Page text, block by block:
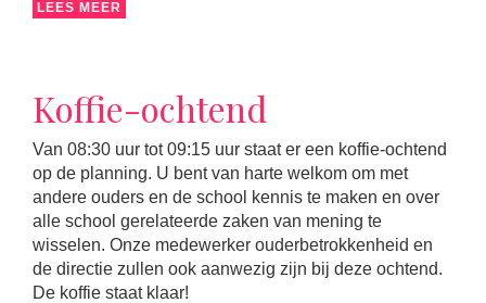
LEES MEER
Koffie-ochtend
Van 08:30 uur tot 09:15 uur staat er een koffie-ochtend
op de planning. U bent van harte welkom om met
andere ouders en de school kennis te maken en over
alle school gerelateerde zaken van mening te
wisselen. Onze medewerker ouderbetrokkenheid en
de directie zullen ook aanwezig zijn bij deze ochtend.
De koffie staat klaar!